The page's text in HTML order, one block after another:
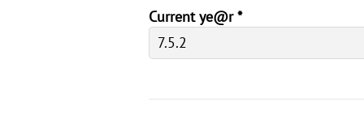
Current ye@r*